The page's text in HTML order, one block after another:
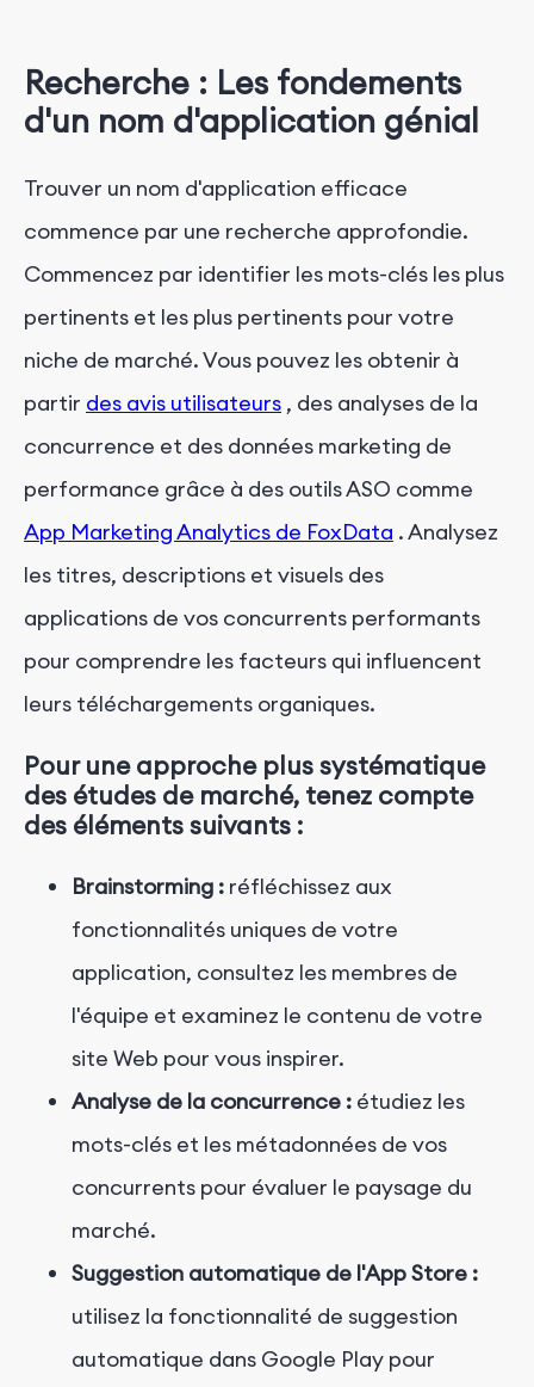
Recherche : Les fondements
d'un nom d'application génial
Trouver un nom d'application efficace
commence par une recherche approfondie.
Commencez par identifier les mots-clés les plus
pertinents et les plus pertinents pour votre
niche de marché. Vous pouvez les obtenir à
partir des avis utilisateurs , des analyses de la
concurrence et des données marketing de
performance grâce à des outils ASO comme
App Marketing Analytics de FoxData . Analysez
les titres, descriptions et visuels des
applications de vos concurrents performants
pour comprendre les facteurs qui influencent
leurs téléchargements organiques.
Pour une approche plus systématique
des études de marché, tenez compte
des éléments suivants :
Brainstorming : réfléchissez aux
fonctionnalités uniques de votre
application, consultez les membres de
l'équipe et examinez le contenu de votre
site Web pour vous inspirer.
Analyse de la concurrence : étudiez les
mots-clés et les métadonnées de vos
concurrents pour évaluer le paysage du
marché.
Suggestion automatique de l'App Store :
utilisez la fonctionnalité de suggestion
automatique dans Google Play pour